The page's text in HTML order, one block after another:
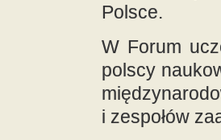
Polsce.
W Forum
polscy
i zespołów